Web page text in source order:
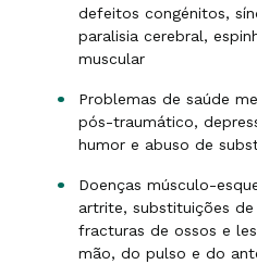
defeitos congénitos,
paralisia cerebral,
muscular
Problemas de saúde
pós-traumático,
humor e abuso de
Doenças músculo-
artrite, substituições
fracturas de ossos e
mão, do pulso e do